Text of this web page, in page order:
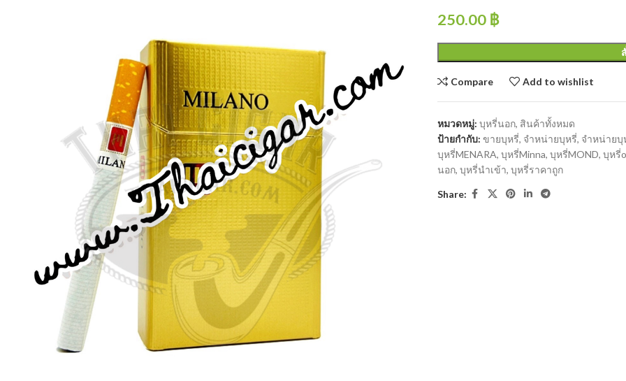
250.00 ฿
Compare Add to wishlist
หมวดหมู่: บุหรี่นอก, สินค้าทั้งหมด
ป้ายกำกับ: ขายบุหรี่, จำหน่ายบุหรี่, จำหน่ายบุ
บุหรี่MENARA, บุหรี่Minna, บุหรี่MOND, บุหรี่
นอก, บุหรี่นำเข้า, บุหรี่ราคาถูก
Share: